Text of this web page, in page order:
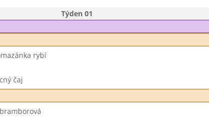
Týden 01
rybí
čaj